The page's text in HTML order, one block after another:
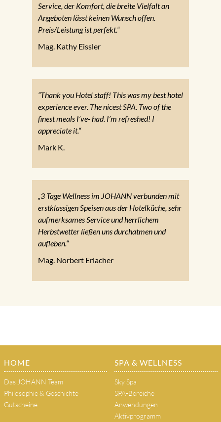
Service, der Komfort, die breite Vielfalt an
Angeboten lässt keinen Wunsch offen.
Preis/Leistung ist perfekt.“
Mag. Kathy Eissler
“Thank you Hotel staff! This was my best hotel
experience ever. The nicest SPA. Two of the
finest meals I’ve- had. I’m refreshed! I
appreciate it.“
Mark K.
„3 Tage Wellness im JOHANN verbunden mit
erstklassigen Speisen aus der Hotelküche, sehr
aufmerksames Service und herrlichem
Herbstwetter ließen uns durchatmen und
aufleben.“
Mag. Norbert Erlacher
HOME
Das JOHANN Team
Philosophie & Geschichte
Gutscheine
SPA & WELLNESS
Sky Spa
SPA-Bereiche
Anwendungen
Aktivprogramm